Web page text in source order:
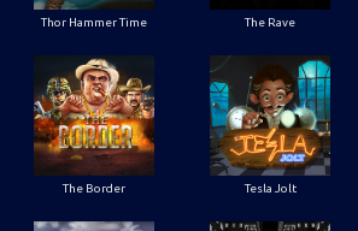
Thor Hammer Time The Rave
The Border Tesla Jolt